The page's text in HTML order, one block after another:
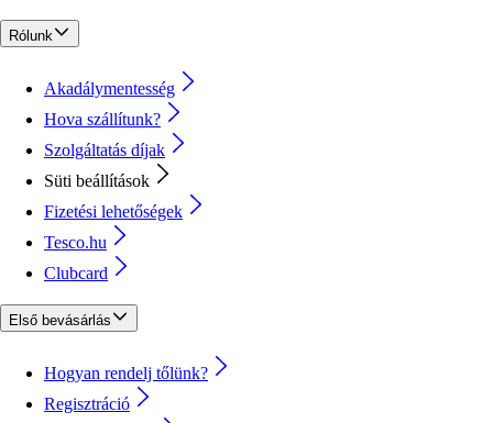
Rólunk
Akadálymentesség
Hova szállítunk?
Szolgáltatás díjak
Süti beállítások
Fizetési lehetőségek
Tesco.hu
Clubcard
Első bevásárlás
Hogyan rendelj tőlünk?
Regisztráció